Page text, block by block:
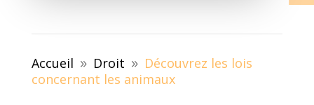
Accueil 9 Droit 9
Découvrez les lois
concernant les animaux